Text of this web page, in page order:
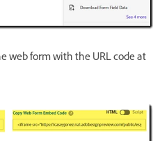
web form with the URL code at